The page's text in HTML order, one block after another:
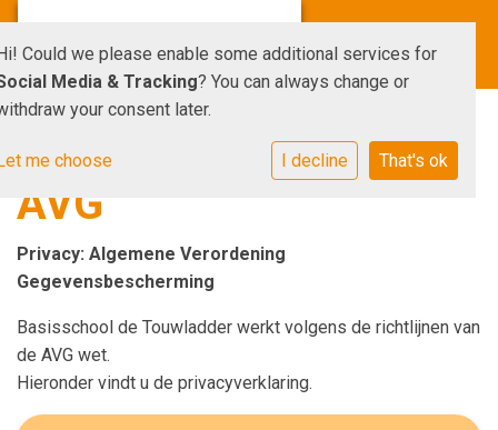
AVG
Privacy: Algemene Verordening
Gegevensbescherming
Basisschool de Touwladder werkt volgens de richtlijnen van
de AVG wet.
Hieronder vindt u de privacyverklaring.
Could we please enable some additional services for
Media & Tracking? You can always change or
your consent later.
me choose I decline That's ok